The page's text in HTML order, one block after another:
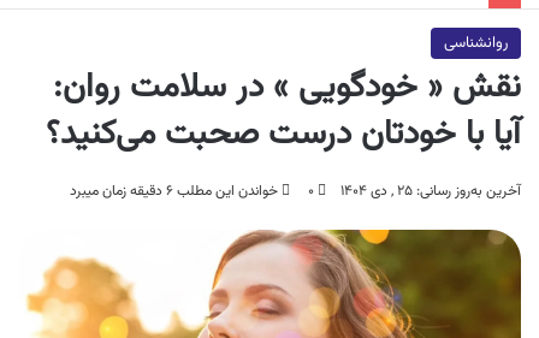
روانشناسی
نقش « خودگویی » در سلامت روان:
آیا با خودتان درست صحبت می‌کنید؟
آخرین به‌روز رسانی: ۲۵ , دی ۱۴۰۴ ۰ خواندن این مطلب ۶ دقیقه زمان میبرد